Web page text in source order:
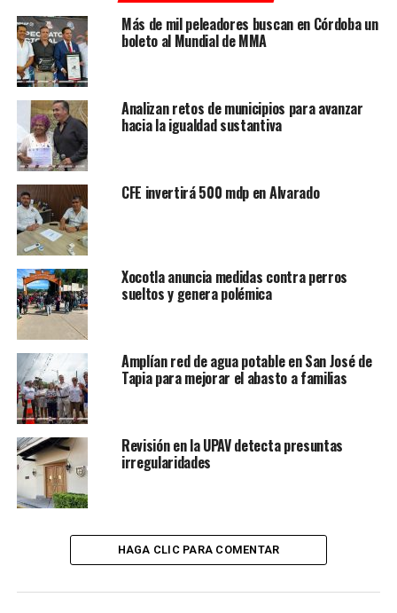
No obstante, pidió a los vecinos cercanos a los planteles
educativos, a informar inmediatamente cualquier acto
sospechoso que pudiera estar dándose.
RELATED TOPICS: FEATURED
DESPUÉS
Familiares de la Síndico de Maltrata, son aviadores
ANTES
Cumple alcalde Gerardo Rosales con una obra más
Más de mil peleadores buscan en Córdoba un
boleto al Mundial de MMA
Analizan retos de municipios para avanzar
hacia la igualdad sustantiva
CFE invertirá 500 mdp en Alvarado
Xocotla anuncia medidas contra perros
sueltos y genera polémica
Amplían red de agua potable en San José de
Tapia para mejorar el abasto a familias
Revisión en la UPAV detecta presuntas
irregularidades
HAGA CLIC PARA COMENTAR